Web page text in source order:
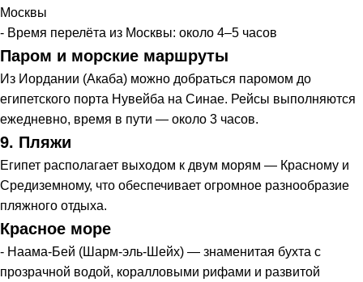
Москвы
- Время перелёта из Москвы: около 4–5 часов
Паром и морские маршруты
Из Иордании (Акаба) можно добраться паромом до
египетского порта Нувейба на Синае. Рейсы выполняются
ежедневно, время в пути — около 3 часов.
9. Пляжи
Египет располагает выходом к двум морям — Красному и
Средиземному, что обеспечивает огромное разнообразие
пляжного отдыха.
Красное море
- Наама-Бей (Шарм-эль-Шейх) — знаменитая бухта с
прозрачной водой, коралловыми рифами и развитой